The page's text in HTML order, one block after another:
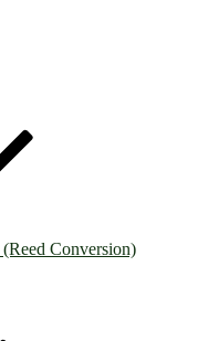
Conversion)